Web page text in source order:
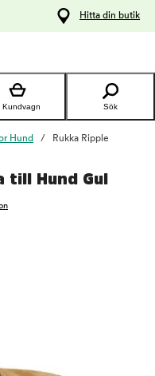
Hitta din butik
Kundvagn Sök
Hund
Rukka Ripple
till Hund Gul